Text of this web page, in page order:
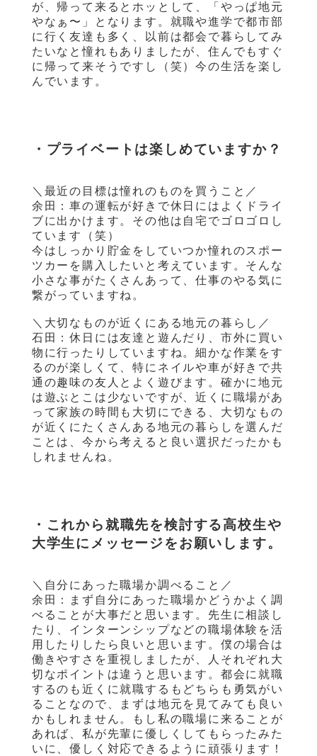
が、帰って来るとホッとして、「やっぱ地元
やなぁ〜」となります。就職や進学で都市部
に行く友達も多く、以前は都会で暮らしてみ
たいなと憧れもありましたが、住んでもすぐ
に帰って来そうですし（笑）今の生活を楽し
んでいます。
・プライベートは楽しめていますか？
＼最近の目標は憧れのものを買うこと／
余田：車の運転が好きで休日にはよくドライ
ブに出かけます。その他は自宅でゴロゴロし
ています（笑）
今はしっかり貯金をしていつか憧れのスポー
ツカーを購入したいと考えています。そんな
小さな事がたくさんあって、仕事のやる気に
繋がっていますね。
＼大切なものが近くにある地元の暮らし／
石田：休日には友達と遊んだり、市外に買い
物に行ったりしていますね。細かな作業をす
るのが楽しくて、特にネイルや車が好きで共
通の趣味の友人とよく遊びます。確かに地元
は遊ぶとこは少ないですが、近くに職場があ
って家族の時間も大切にできる、大切なもの
が近くにたくさんある地元の暮らしを選んだ
ことは、今から考えると良い選択だったかも
しれませんね。
・これから就職先を検討する高校生や
大学生にメッセージをお願いします。
＼自分にあった職場か調べること／
余田：まず自分にあった職場かどうかよく調
べることが大事だと思います。先生に相談し
たり、インターンシップなどの職場体験を活
用したりしたら良いと思います。僕の場合は
働きやすさを重視しましたが、人それぞれ大
切なポイントは違うと思います。都会に就職
するのも近くに就職するもどちらも勇気がい
ることなので、まずは地元を見てみても良い
かもしれません。もし私の職場に来ることが
あれば、私が先輩に優しくしてもらったみた
いに、優しく対応できるように頑張ります！